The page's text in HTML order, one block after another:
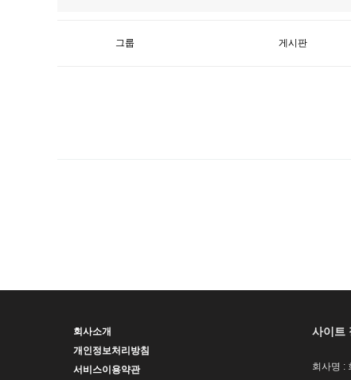
그룹 게시판
회사소개
개인정보처리방침
서비스이용약관
사이트
회사명 :